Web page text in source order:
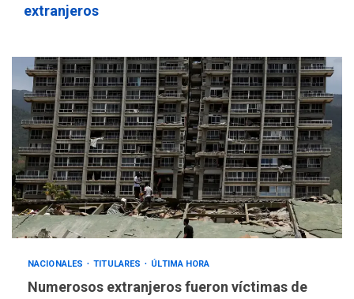
extranjeros
NACIONALES TITULARES ÚLTIMA HORA
Numerosos extranjeros fueron víctimas de